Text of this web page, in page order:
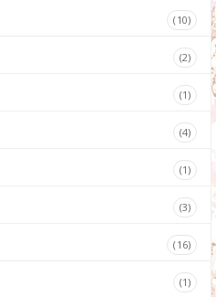
(10)
(2)
(1)
(4)
(1)
(3)
(16)
(1)